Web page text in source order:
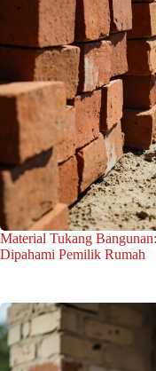
Material Tukang
Dipahami Pemilik Rumah